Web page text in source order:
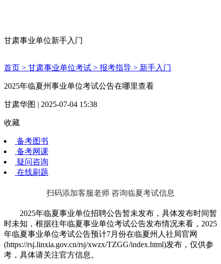
甘肃事业单位新手入门
首页 > 甘肃事业单位考试 > 报考指导 > 新手入门
2025年临夏州事业单位考试公告在哪里查看
甘肃华图 | 2025-07-04 15:38
收藏
备考图书
备考网课
疑问咨询
在线刷题
扫码添加客服老师 咨询临夏考试信息
2025年临夏事业单位招聘公告暂未发布，具体发布时间暂
时未知，根据往年临夏事业单位考试公告发布情况来看，2025
年临夏事业单位考试公告预计7月份在临夏州人社局官网
(https://rsj.linxia.gov.cn/rsj/xwzx/TZGG/index.html)发布，仅供参
考，具体请关注官方信息。